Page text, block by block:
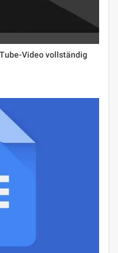
Video vollständig